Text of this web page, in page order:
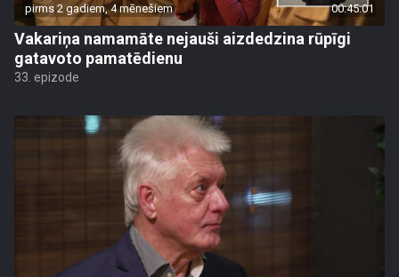
pirms 2 gadiem, 4 mēnešiem 00:45:01
Vakariņa namamāte nejauši aizdedzina rūpīgi
gatavoto pamatēdienu
33. epizode